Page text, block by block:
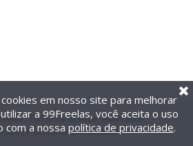
Todos os direitos reservados.
uso| Política de privacidade
em nosso site para melhorar
a 99Freelas, você aceita o uso
com a nossa política de privacidade.